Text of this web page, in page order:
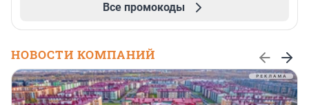
Все промокоды
НОВОСТИ КОМПАНИЙ